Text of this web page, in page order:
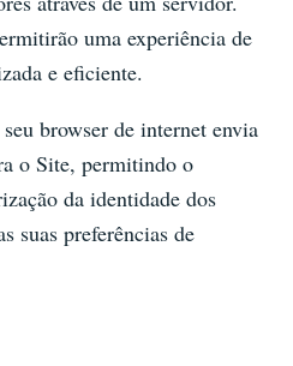
uma experiência de
e eficiente.
browser de internet envia
o Site, permitindo o
da identidade dos
suas preferências de